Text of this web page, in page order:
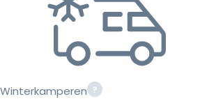
Winterkamperen